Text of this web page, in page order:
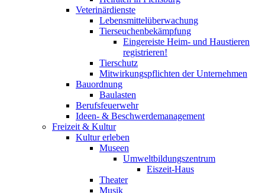
Veterinärdienste
Lebensmittelüberwachung
Tierseuchenbekämpfung
Eingereiste Heim- und Haustieren
registrieren!
Tierschutz
Mitwirkungspflichten der Unternehmen
Bauordnung
Baulasten
Berufsfeuerwehr
Ideen- & Beschwerdemanagement
Freizeit & Kultur
Kultur erleben
Museen
Umweltbildungszentrum
Eiszeit-Haus
Theater
Musik